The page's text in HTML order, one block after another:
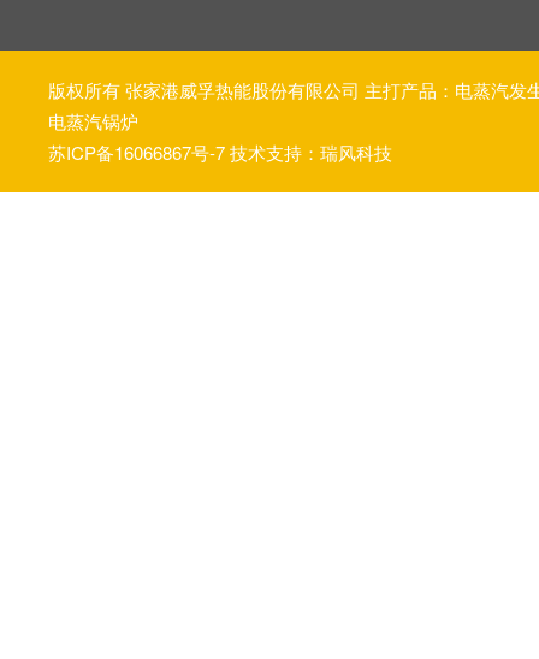
版权所有 张家港威孚热能股份有限公司 主打产品： 电蒸汽发
电蒸汽锅炉
苏ICP备16066867号-7技术支持：瑞风科技